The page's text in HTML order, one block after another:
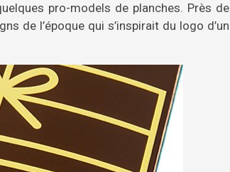
pro-models de planches. Près de
de l’époque qui s’inspirait du logo d’un